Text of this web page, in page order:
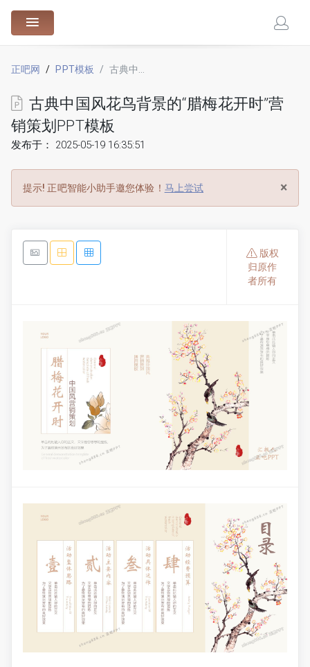
正吧网 PPT模板 古典中国风花鸟背景的“腊梅花开时”营销策划PPT模板
古典中国风花鸟背景的“腊梅花开时”营
销策划PPT模板
发布于： 2025-05-19 16:35:51
×
提示! 正吧智能小助手邀您体验！ 马上尝试
版权
归原作
者所有